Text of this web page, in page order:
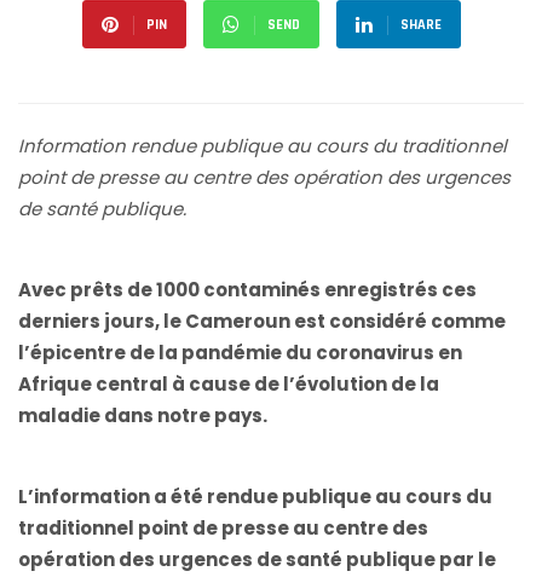
PIN SEND SHARE
Information rendue publique au cours du traditionnel
point de presse au centre des opération des urgences
de santé publique.
Avec prêts de 1000 contaminés enregistrés ces
derniers jours, le Cameroun est considéré comme
l’épicentre de la pandémie du coronavirus en
Afrique central à cause de l’évolution de la
maladie dans notre pays.
L’information a été rendue publique au cours du
traditionnel point de presse au centre des
opération des urgences de santé publique par le